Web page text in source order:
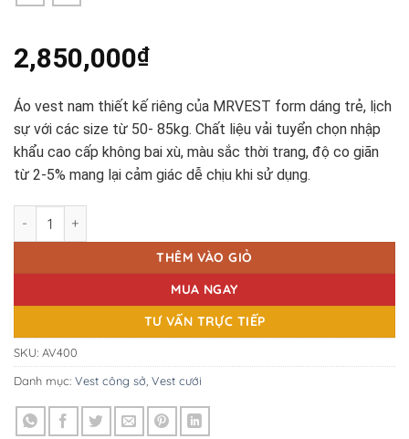
2,850,000₫
Áo vest nam thiết kế riêng của MRVEST form dáng trẻ, lịch
sự với các size từ 50- 85kg. Chất liệu vải tuyển chọn nhập
khẩu cao cấp không bai xù, màu sắc thời trang, độ co giãn
từ 2-5% mang lại cảm giác dễ chịu khi sử dụng.
ÁO VEST CARO GHI XÁM AV400 số lượng
THÊM VÀO GIỎ
MUA NGAY
TƯ VẤN TRỰC TIẾP
SKU: AV400
Danh mục: Vest công sở Vest cưới